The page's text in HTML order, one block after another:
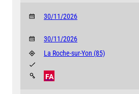
30/11/2026
30/11/2026
La Roche-sur-Yon (85)
FA